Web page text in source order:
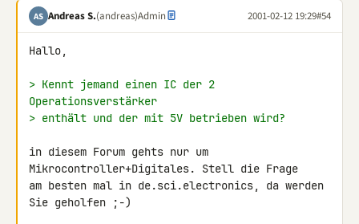
AS Andreas S.(andreas)Admin 2001-02-12 19:29#54
Hallo,
> Kennt jemand einen IC der 2
Operationsverstärker
> enthält und der mit 5V betrieben wird?
in diesem Forum gehts nur um
Mikrocontroller+Digitales. Stell die Frage
am besten mal in de.sci.electronics, da werden
Sie geholfen ;-)